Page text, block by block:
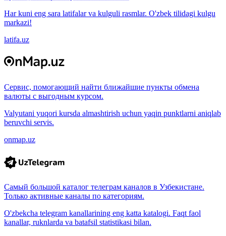
Har kuni eng sara latifalar va kulguli rasmlar. O'zbek tilidagi kulgu
markazi!
latifa.uz
Сервис, помогающий найти ближайшие пункты обмена
валюты с выгодным курсом.
Valyutani yuqori kursda almashtirish uchun yaqin punktlarni aniqlab
beruvchi servis.
onmap.uz
Самый большой каталог телеграм каналов в Узбекистане.
Только активные каналы по категориям.
O'zbekcha telegram kanallarining eng katta katalogi. Faqt faol
kanallar, ruknlarda va batafsil statistikasi bilan.